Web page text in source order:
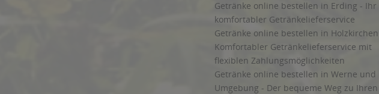
Getränke online bestellen in Erding - Ihr
komfortabler Getränkelieferservice
Getränke online bestellen in
Komfortabler Getränkelieferservice mit
flexiblen Zahlungsmöglichkeiten
Getränke online bestellen in Werne und
Umgebung - Der bequeme Weg zu Ihren